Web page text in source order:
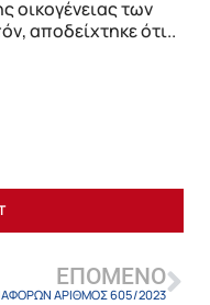
οικογένειας των
αποδείχτηκε ότι..
ΕΠΌΜΕΝΟ
ΑΡΙΘΜΟΣ 605/2023